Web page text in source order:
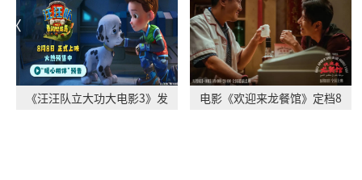
《汪汪队立大功大电影3》发
电影《欢迎来龙餐馆》定档8